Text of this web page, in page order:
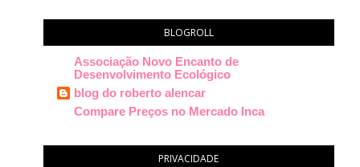
BLOGROLL
Associação Novo Encanto de
Desenvolvimento Ecológico
blog do roberto alencar
Compare Preços no Mercado Inca
PRIVACIDADE